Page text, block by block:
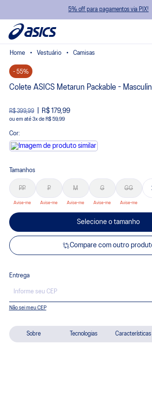
5% off para pagamentos via PIX!
Sobre Tecnologias Características
Vestuário Camisas
- 55%
Colete ASICS Metarun Packable -
R$ 399,99 R$ 179,99
ou 3xde R$ 59,99
Cor:
Tamanhos
PP P M G GG
Selecione o tamanho
Compare com outro
Entrega
Não sei meu CEP